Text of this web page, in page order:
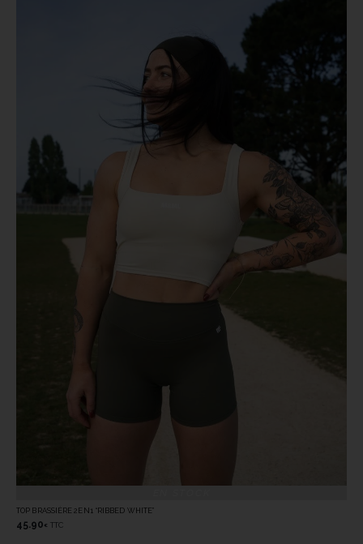
TOP BRASSIÈRE 2EN1 “RIBBED WHITE”
45.90 € TTC